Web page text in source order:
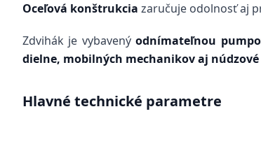
Oceľová konštrukcia zaručuje odolnosť aj
Zdvihák je vybavenýodnímateľnou
dielne, mobilných mechanikov aj
Hlavné technické parametre